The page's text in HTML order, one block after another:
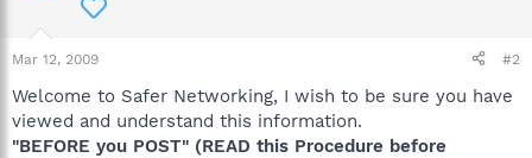
Mar 12, 2009 #2
Welcome to Safer Networking, I wish to be sure you have
viewed and understand this information.
"BEFORE you POST" (READ this Procedure before